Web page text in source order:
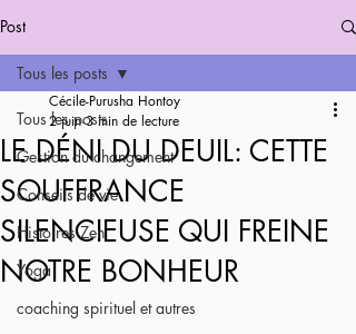
Post
Tous les posts
Gestion du changement
Conseils de vie
Histoires Zen
Yoga
coaching spirituel et autres
Tous les posts
LE DÉNI DU DEUIL: CETTE
SOUFFRANCE
SILENCIEUSE QUI FREINE
NOTRE BONHEUR
Cécile-Purusha Hontoy
2 juin 3 min de lecture